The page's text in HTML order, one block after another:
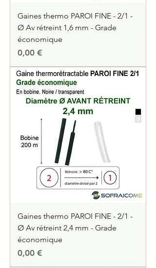
Gaines thermo PAROI FINE - 2/1 -
Ø Av rétreint 1,6 mm - Grade
économique
Precio
0,00 €
Gaines thermo PAROI FINE - 2/1 -
Ø Av rétreint 2,4 mm - Grade
économique
Precio
0,00 €